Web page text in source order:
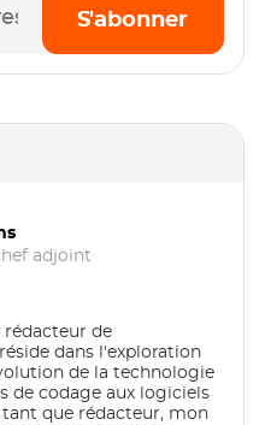
S'abonner
adjoint
rédacteur de
dans l'exploration
de la technologie
de codage aux logiciels
que rédacteur, mon